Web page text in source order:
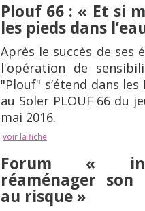
Plouf 66 : « Et si
les pieds dans
Après le succès de ses
l'opération de
"Plouf" s’étend dans
au Soler PLOUF 66 du
mai 2016.
voir la fiche
Forum «
réaménager
au risque »